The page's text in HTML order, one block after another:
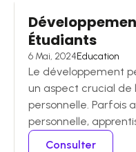
Étudiants
6 Mai, 2024Education
Le développement
un aspect crucial
personnelle. Parfois
personnelle,
Consulter